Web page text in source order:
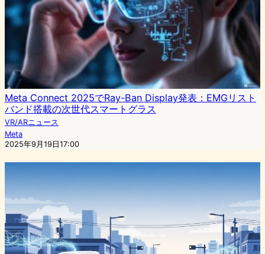
Meta Connect 2025でRay-Ban Display発表：EMGリスト
バンド搭載の次世代スマートグラス
VR/ARニュース
Meta
2025年9月19日17:00